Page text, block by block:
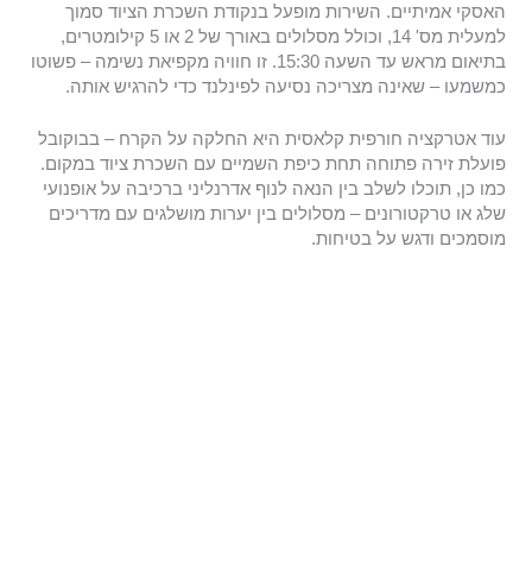
האסקי אמיתיים. השירות מופעל בנקודת השכרת הציוד סמוך
למעלית מס' 14, וכולל מסלולים באורך של 2 או 5 קילומטרים,
בתיאום מראש עד השעה 15:30. זו חוויה מקפיאת נשימה – פשוטו
כמשמעו – שאינה מצריכה נסיעה לפינלנד כדי להרגיש אותה.
עוד אטרקציה חורפית קלאסית היא החלקה על הקרח – בבוקובל
פועלת זירה פתוחה תחת כיפת השמיים עם השכרת ציוד במקום.
כמו כן, תוכלו לשלב בין הנאה לנוף אדרנליני ברכיבה על אופנועי
שלג או טרקטורונים – מסלולים בין יערות מושלגים עם מדריכים
מוסמכים ודגש על בטיחות.